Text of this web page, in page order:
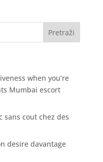
when you’re
Mumbai escort
cout chez des
desire davantage